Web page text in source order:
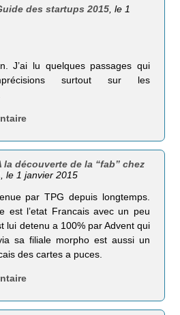
des startups 2015 , le 1
J’ai lu quelques passages qui
surtout sur les
la découverte de la “fab” chez
, le 1 janvier 2015
par TPG depuis longtemps.
est l’etat Francais avec un peu
lui detenu a 100% par Advent qui
sa filiale morpho est aussi un
des cartes a puces.